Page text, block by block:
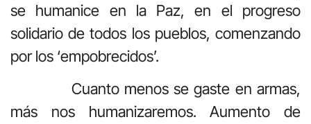
se humanice en la Paz, en el progreso
solidario de todos los pueblos, comenzando
por los ‘empobrecidos’.
Cuanto menos se gaste en armas,
más nos humanizaremos. Aumento de